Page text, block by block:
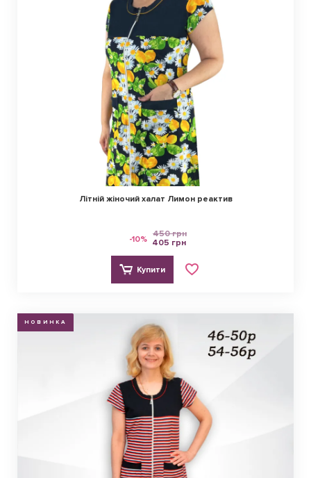
Літній жіночий халат Лимон реактив
-10% 450 грн
405 грн
Купити
НОВИНКА